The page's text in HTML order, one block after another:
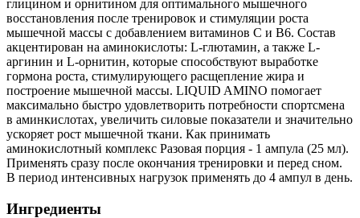
глицином и орнитином для оптимального мышечного
восстановления после тренировок и стимуляции роста
мышечной массы с добавлением витаминов С и В6. Состав
акцентирован на аминокислоты: L-глютамин, а также L-
аргинин и L-орнитин, которые способствуют выработке
гормона роста, стимулирующего расщепление жира и
построение мышечной массы. LIQUID AMINO помогает
максимально быстро удовлетворить потребности спортсмена
в аминкислотах, увеличить силовые показатели и значительно
ускоряет рост мышечной ткани. Как принимать
аминокислотный комплекс Разовая порция - 1 ампула (25 мл).
Применять сразу после окончания тренировки и перед сном.
В период интенсивных нагрузок применять до 4 ампул в день.
Ингредиенты